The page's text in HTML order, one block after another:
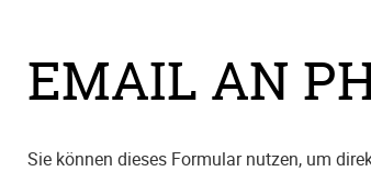
EMAIL AN
Sie können dieses Formular nutzen, um